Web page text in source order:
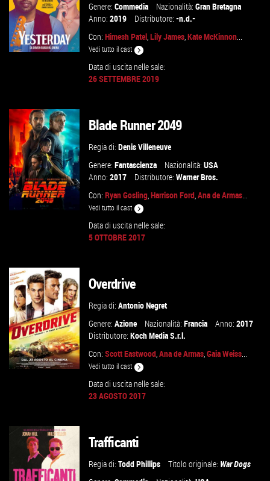
VAI ALLA SCHEDA
Genere:Commedia Nazionalità:Gran Bretagna
Anno:2019 Distributore:-n.d.-
Con:Himesh Patel,Lily James,Kate McKinnon...
Vedi tutto il cast
Data di uscita nelle sale:
26 SETTEMBRE 2019
VAI ALLA SCHEDA
Blade Runner 2049
Regia di:Denis Villeneuve
Genere:Fantascienza Nazionalità:USA
Anno:2017 Distributore:Warner Bros.
Con:Ryan Gosling,Harrison Ford,Ana de Armas...
Vedi tutto il cast
Data di uscita nelle sale:
5 OTTOBRE 2017
VAI ALLA SCHEDA
Overdrive
Regia di:Antonio Negret
Genere:Azione Nazionalità:Francia Anno:2017
Distributore:Koch Media S.r.l.
Con:Scott Eastwood,Ana de Armas,Gaia Weiss...
Vedi tutto il cast
Data di uscita nelle sale:
23 AGOSTO 2017
Trafficanti
Regia di:Todd Phillips Titolo originale: War Dogs